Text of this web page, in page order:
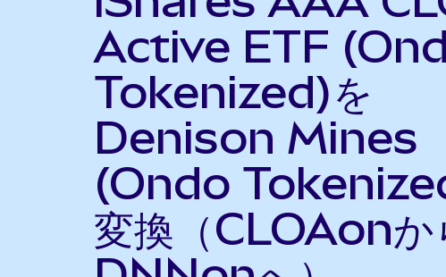
Active ETF
Tokenized)を
Denison Mines
(Ondo
変換（CLOAonか